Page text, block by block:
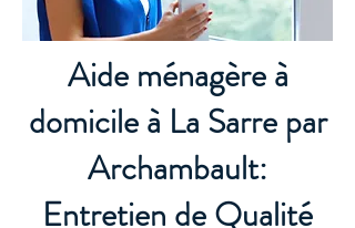
Aide ménagère à
domicile à La Sarre par
Archambault:
Entretien de Qualité